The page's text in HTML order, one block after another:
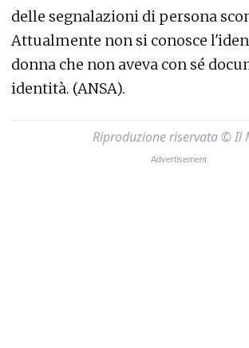
delle segnalazioni di persona
Attualmente non si conosce
donna che non aveva con sé
identità. (ANSA).
Riproduzione riservata © Il